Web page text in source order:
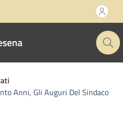
Anni, Gli Auguri Del Sindaco